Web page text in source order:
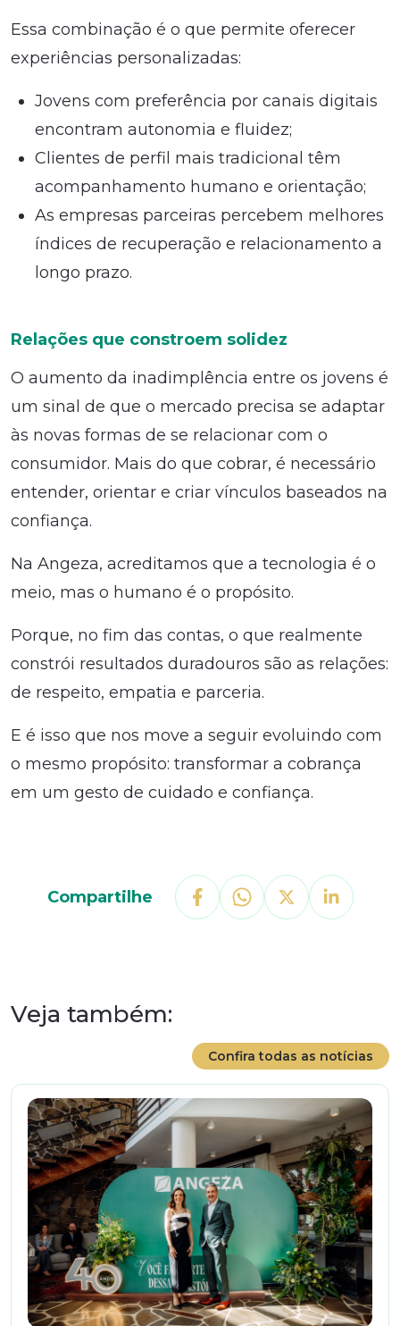
Essa combinação é o que permite oferecer
experiências personalizadas:
Jovens com preferência por canais digitais
encontram autonomia e fluidez;
Clientes de perfil mais tradicional têm
acompanhamento humano e orientação;
As empresas parceiras percebem melhores
índices de recuperação e relacionamento a
longo prazo.
Relações que constroem solidez
O aumento da inadimplência entre os jovens é
um sinal de que o mercado precisa se adaptar
às novas formas de se relacionar com o
consumidor. Mais do que cobrar, é necessário
entender, orientar e criar vínculos baseados na
confiança.
Na Angeza, acreditamos que a tecnologia é o
meio, mas o humano é o propósito.
Porque, no fim das contas, o que realmente
constrói resultados duradouros são as relações:
de respeito, empatia e parceria.
E é isso que nos move a seguir evoluindo com
o mesmo propósito: transformar a cobrança
em um gesto de cuidado e confiança.
Compartilhe
Veja também:
Confira todas as notícias